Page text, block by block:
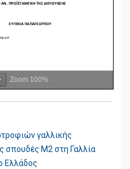
Zoom 100%
γαλλικής
σπουδές Μ2 στη Γαλλία
Ελλάδος